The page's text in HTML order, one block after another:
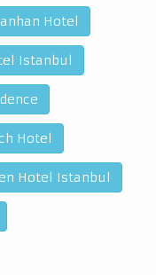
Hotel
Istanbul
Hotel
Hotel Istanbul